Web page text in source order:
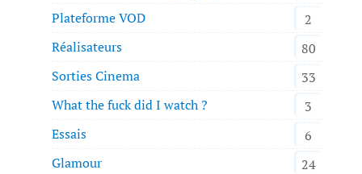
Plateforme VOD
2
Réalisateurs
80
Sorties Cinema
33
What the fuck did I watch ?
3
Essais
6
Glamour
24